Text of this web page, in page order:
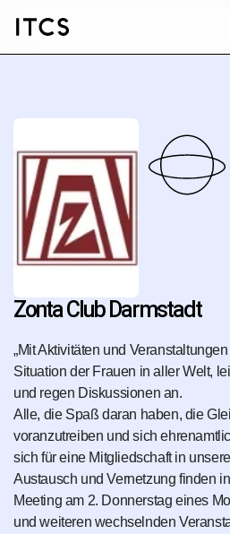
Zonta Club Darmstadt
„Mit Aktivitäten und
Situation der Frauen in aller Welt,
und regen Diskussionen an.
Alle, die Spaß daran haben, die
voranzutreiben und sich
sich für eine Mitgliedschaft in
Austausch und Vernetzung finden
Meeting am 2. Donnerstag eines
und weiteren wechselnden